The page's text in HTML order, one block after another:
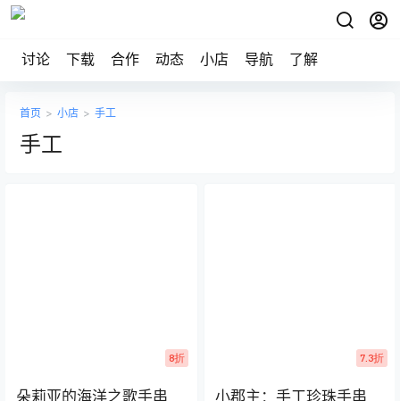
讨论 下载 合作 动态 小店 导航 了解
首页 > 小店 > 手工
手工
8折
朵莉亚的海洋之歌手串
7.3折
小郡主：手工珍珠手串